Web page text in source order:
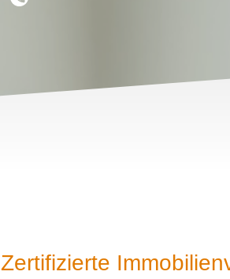
Zertifizierte